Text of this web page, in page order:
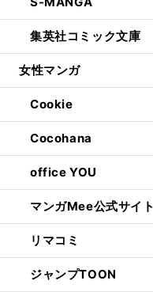
集英社コミック文庫
女性マンガ
Cookie
Cocohana
office YOU
マンガMee公式サイト
リマコミ
ジャンプTOON